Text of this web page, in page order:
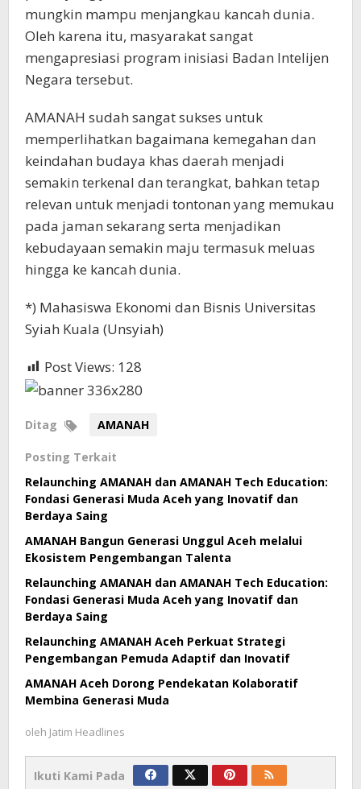
mungkin mampu menjangkau kancah dunia.
Oleh karena itu, masyarakat sangat
mengapresiasi program inisiasi Badan Intelijen
Negara tersebut.
AMANAH sudah sangat sukses untuk
memperlihatkan bagaimana kemegahan dan
keindahan budaya khas daerah menjadi
semakin terkenal dan terangkat, bahkan tetap
relevan untuk menjadi tontonan yang memukau
pada jaman sekarang serta menjadikan
kebudayaan semakin maju termasuk meluas
hingga ke kancah dunia.
*) Mahasiswa Ekonomi dan Bisnis Universitas
Syiah Kuala (Unsyiah)
Post Views: 128
Ditag AMANAH
Posting Terkait
Relaunching AMANAH dan AMANAH Tech Education:
Fondasi Generasi Muda Aceh yang Inovatif dan
Berdaya Saing
AMANAH Bangun Generasi Unggul Aceh melalui
Ekosistem Pengembangan Talenta
Relaunching AMANAH dan AMANAH Tech Education:
Fondasi Generasi Muda Aceh yang Inovatif dan
Berdaya Saing
Relaunching AMANAH Aceh Perkuat Strategi
Pengembangan Pemuda Adaptif dan Inovatif
AMANAH Aceh Dorong Pendekatan Kolaboratif
Membina Generasi Muda
oleh Jatim Headlines
Ikuti Kami Pada